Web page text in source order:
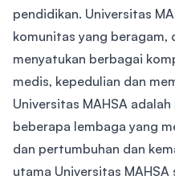
pendidikan. Universitas
komunitas yang beragam,
menyatukan berbagai
medis, kepedulian dan
Universitas MAHSA
beberapa lembaga yang
dan pertumbuhan dan
utama Universitas